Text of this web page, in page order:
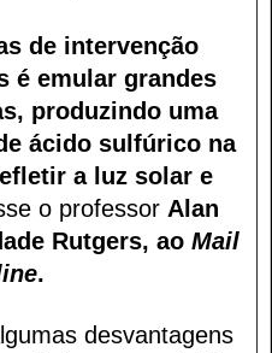
de intervenção
é emular grandes
produzindo uma
ácido sulfúrico na
a luz solar e
o professor Alan
Rutgers, ao Mail
.
desvantagens